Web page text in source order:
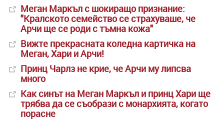
Меган Маркъл с шокиращо признание:
"Кралското семейство се страхуваше, че
Арчи ще се роди с тъмна кожа"
Вижте прекрасната коледна картичка на
Меган, Хари и Арчи!
Принц Чарлз не крие, че Арчи му липсва
много
Как синът на Меган Маркъл и принц Хари ще
трябва да се съобрази с монархията, когато
порасне